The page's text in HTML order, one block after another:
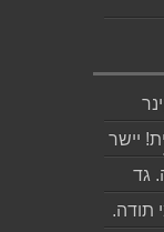
יישר
גד
תודה.